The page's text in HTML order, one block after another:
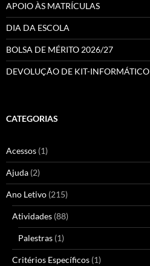
APOIO ÀS MATRÍCULAS
DIA DA ESCOLA
BOLSA DE MÉRITO 2026/27
DEVOLUÇÃO DE KIT-INFORMÁTICO
CATEGORIAS
Acessos (1)
Ajuda (2)
Ano Letivo (215)
Atividades (88)
Palestras (1)
Critérios Específicos (1)